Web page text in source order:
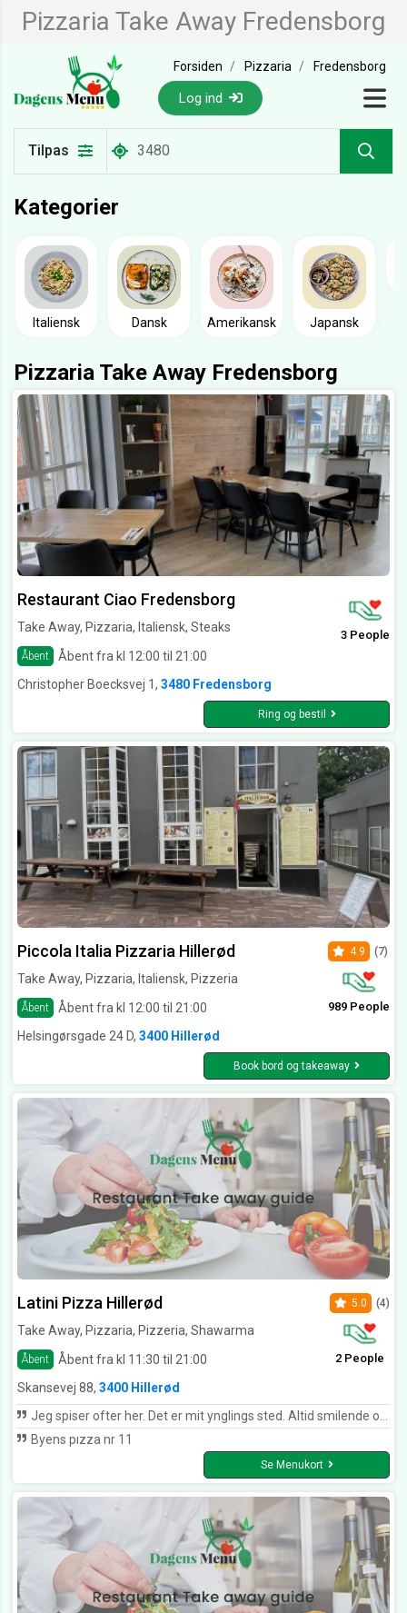
Pizzaria Take Away Fredensborg
Forsiden Pizzaria Fredensborg
Log ind
Tilpas
Kategorier
Italiensk Dansk Amerikansk Japansk
Pizzaria Take Away Fredensborg
Restaurant Ciao Fredensborg
Take Away, Pizzaria, Italiensk, Steaks
Åbent Åbent fra kl 12:00 til 21:00
3 People
Christopher Boecksvej 1, 3480 Fredensborg
Ring og bestil
Piccola Italia Pizzaria Hillerød
Take Away, Pizzaria, Italiensk, Pizzeria
Åbent Åbent fra kl 12:00 til 21:00
4.9 (7)
989 People
Helsingørsgade 24 D, 3400 Hillerød
Book bord og takeaway
Latini Pizza Hillerød
Take Away, Pizzaria, Pizzeria, Shawarma
Åbent Åbent fra kl 11:30 til 21:00
5.0 (4)
2 People
Skansevej 88, 3400 Hillerød
Jeg spiser ofter her. Det er mit ynglings sted. Altid smilende og glade betjening
Byens pızza nr 11
Se Menukort